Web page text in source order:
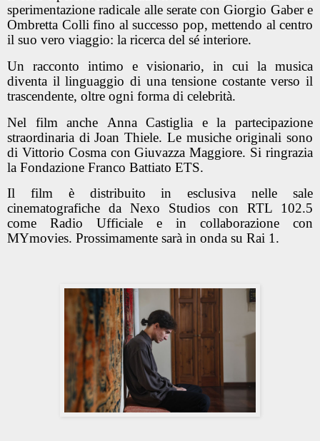
sperimentazione radicale alle serate con Giorgio Gaber e
Ombretta Colli fino al successo pop, mettendo al centro
il suo vero viaggio: la ricerca del sé interiore.
Un racconto intimo e visionario, in cui la musica
diventa il linguaggio di una tensione costante verso il
trascendente, oltre ogni forma di celebrità.
Nel film anche Anna Castiglia e la partecipazione
straordinaria di Joan Thiele. Le musiche originali sono
di Vittorio Cosma con Giuvazza Maggiore. Si ringrazia
la Fondazione Franco Battiato ETS.
Il film è distribuito in esclusiva nelle sale
cinematografiche da Nexo Studios con RTL 102.5
come Radio Ufficiale e in collaborazione con
MYmovies. Prossimamente sarà in onda su Rai 1.